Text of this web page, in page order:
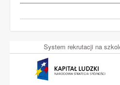
System rekrutacji na